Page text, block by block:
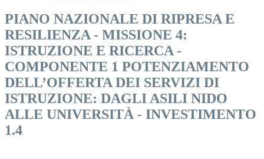
PIANO NAZIONALE DI RIPRESA E
RESILIENZA - MISSIONE 4:
ISTRUZIONE E RICERCA -
COMPONENTE 1 POTENZIAMENTO
DELL’OFFERTA DEI SERVIZI DI
ISTRUZIONE: DAGLI ASILI NIDO
ALLE UNIVERSITÀ - INVESTIMENTO
1.4